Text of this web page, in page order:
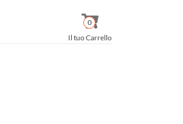
Il tuo Carrello
0